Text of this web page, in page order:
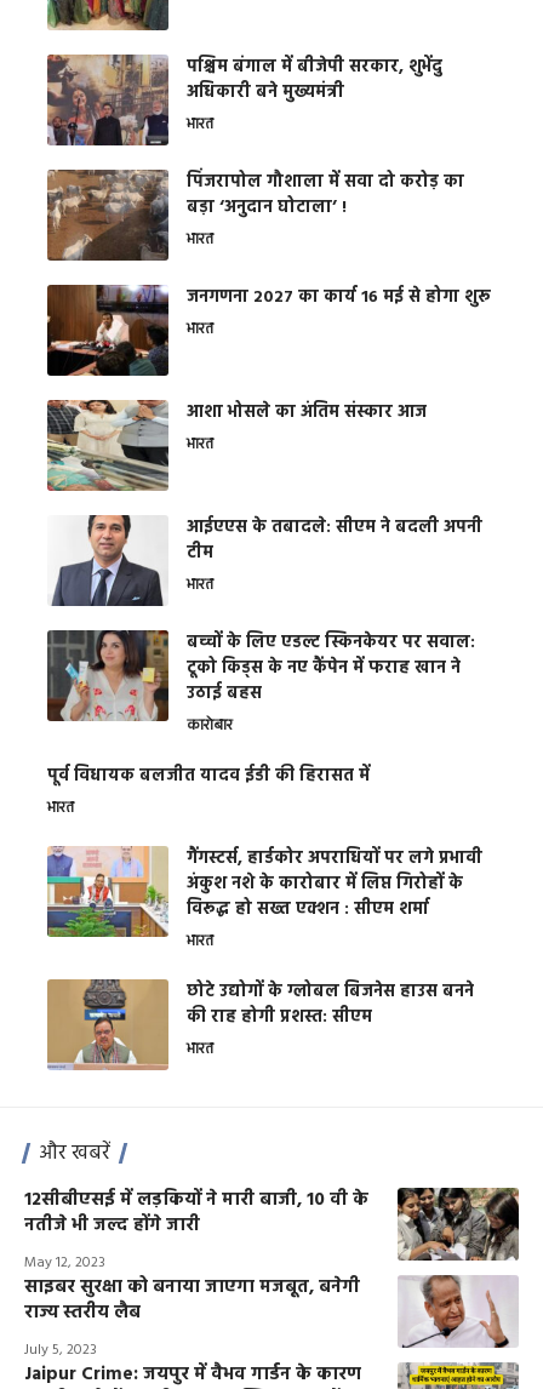
पश्चिम बंगाल में बीजेपी सरकार, शुभेंदु
अधिकारी बने मुख्यमंत्री
भारत
​पिंजरापोल गौशाला में सवा दो करोड़ का
बड़ा ‘अनुदान घोटाला’ !
भारत
जनगणना 2027 का कार्य 16 मई से होगा शुरू
भारत
आशा भोसले का अंतिम संस्कार आज
भारत
आईएएस के तबादले: सीएम ने बदली अपनी
टीम
भारत
बच्चों के लिए एडल्ट स्किनकेयर पर सवाल:
टूको किड्स के नए कैंपेन में फराह खान ने
उठाई बहस
कारोबार
पूर्व विधायक बलजीत यादव ईडी की हिरासत में
भारत
गैंगस्टर्स, हार्डकोर अपराधियों पर लगे प्रभावी
अंकुश नशे के कारोबार में लिप्त गिरोहों के
विरूद्ध हो सख्त एक्शन : सीएम शर्मा
भारत
छोटे उद्योगों के ग्लोबल बिजनेस हाउस बनने
की राह होगी प्रशस्त: सीएम
भारत
और खबरें
12सीबीएसई में लड़कियों ने मारी बाजी, 10 वी के
नतीजे भी जल्द होंगे जारी
May 12, 2023
साइबर सुरक्षा को बनाया जाएगा मजबूत, बनेगी
राज्य स्तरीय लैब
July 5, 2023
Jaipur Crime: जयपुर में वैभव गार्डन के कारण